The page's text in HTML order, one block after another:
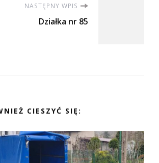
NASTĘPNY WPIS
Działka nr 85
CIESZYĆ SIĘ: